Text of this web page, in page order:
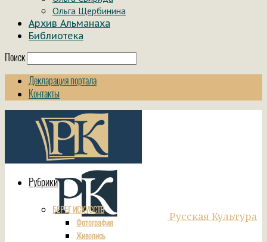
Ольга Щербинина
Архив Альманаха
Библиотека
Поиск
Декларация портала
Контакты
Русская Культура
Рубрики
БЕРЕГ ИСКУССТВ
Фотография
Живопись